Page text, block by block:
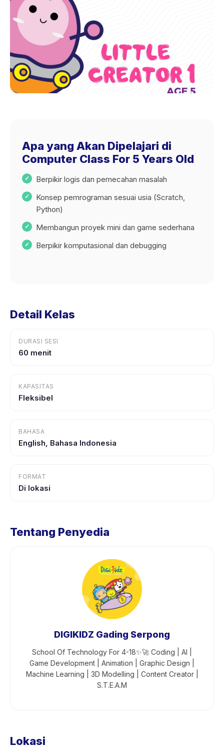
Apa yang Akan Dipelajari di
Computer Class For 5 Years Old
Berpikir logis dan pemecahan masalah
Konsep pemrograman sesuai usia (Scratch,
Python)
Membangun proyek mini dan game sederhana
Berpikir komputasional dan debugging
Detail Kelas
DURASI SESI
60 menit
KAPASITAS
Fleksibel
BAHASA
English, Bahasa Indonesia
FORMAT
Di lokasi
Tentang Penyedia
DIGIKIDZ Gading Serpong
School Of Technology For 4-18✨🚀 Coding | AI |
Game Development | Animation | Graphic Design |
Machine Learning | 3D Modelling | Content Creator |
S.T.E.A.M
Lokasi